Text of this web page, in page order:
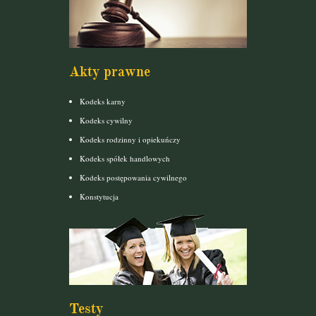
Akty prawne
Kodeks karny
Kodeks cywilny
Kodeks rodzinny i opiekuńczy
Kodeks spółek handlowych
Kodeks postępowania cywilnego
Konstytucja
Testy